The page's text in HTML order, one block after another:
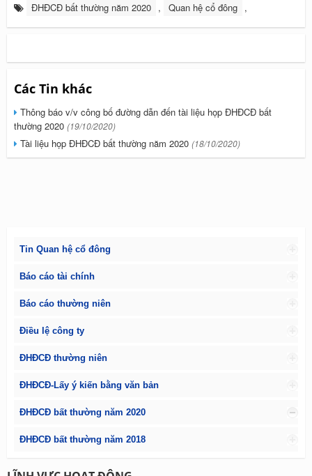
ĐHĐCĐ bất thường năm 2020 , Quan hệ cổ đông ,
Các Tin khác
Thông báo v/v công bố đường dẫn đến tài liệu họp ĐHĐCĐ bất
thường 2020 (19/10/2020)
Tài liệu họp ĐHĐCĐ bất thường năm 2020 (18/10/2020)
Tin Quan hệ cổ đông
Báo cáo tài chính
Báo cáo thường niên
Điều lệ công ty
ĐHĐCĐ thường niên
ĐHĐCĐ-Lấy ý kiến bằng văn bản
ĐHĐCĐ bất thường năm 2020
ĐHĐCĐ bất thường năm 2018